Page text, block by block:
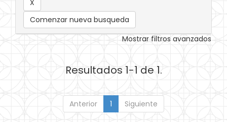
Comenzar nueva busqueda
Mostrar filtros avanzados
Resultados 1-1 de 1.
Anterior 1 Siguiente